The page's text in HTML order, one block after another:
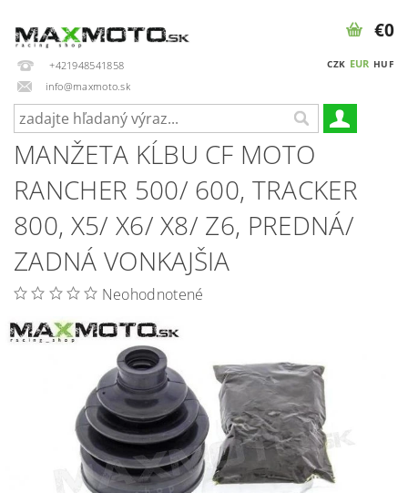
+421948541858
info@maxmoto.sk
CZK EUR HUF
€0
MANŽETA KĹBU CF MOTO
RANCHER 500/ 600, TRACKER
800, X5/ X6/ X8/ Z6, PREDNÁ/
ZADNÁ VONKAJŠIA
Neohodnotené